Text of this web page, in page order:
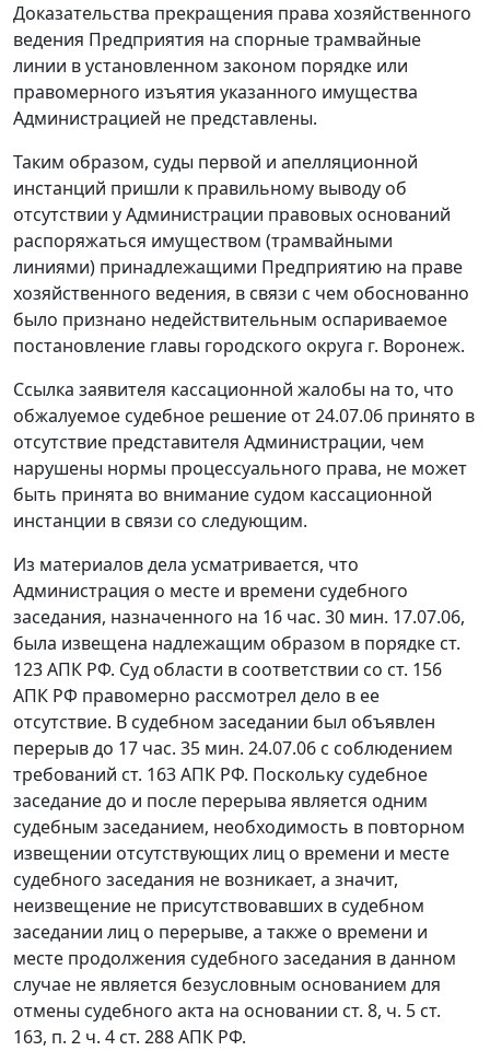
Доказательства прекращения права хозяйственного
ведения Предприятия на спорные трамвайные
линии в установленном законом порядке или
правомерного изъятия указанного имущества
Администрацией не представлены.
Таким образом, суды первой и апелляционной
инстанций пришли к правильному выводу об
отсутствии у Администрации правовых оснований
распоряжаться имуществом (трамвайными
линиями) принадлежащими Предприятию на праве
хозяйственного ведения, в связи с чем обоснованно
было признано недействительным оспариваемое
постановление главы городского округа г. Воронеж.
Ссылка заявителя кассационной жалобы на то, что
обжалуемое судебное решение от 24.07.06 принято в
отсутствие представителя Администрации, чем
нарушены нормы процессуального права, не может
быть принята во внимание судом кассационной
инстанции в связи со следующим.
Из материалов дела усматривается, что
Администрация о месте и времени судебного
заседания, назначенного на 16 час. 30 мин. 17.07.06,
была извещена надлежащим образом в порядке ст.
123 АПК РФ. Суд области в соответствии со ст. 156
АПК РФ правомерно рассмотрел дело в ее
отсутствие. В судебном заседании был объявлен
перерыв до 17 час. 35 мин. 24.07.06 с соблюдением
требований ст. 163 АПК РФ. Поскольку судебное
заседание до и после перерыва является одним
судебным заседанием, необходимость в повторном
извещении отсутствующих лиц о времени и месте
судебного заседания не возникает, а значит,
неизвещение не присутствовавших в судебном
заседании лиц о перерыве, а также о времени и
месте продолжения судебного заседания в данном
случае не является безусловным основанием для
отмены судебного акта на основании ст. 8, ч. 5 ст.
163, п. 2 ч. 4 ст. 288 АПК РФ.